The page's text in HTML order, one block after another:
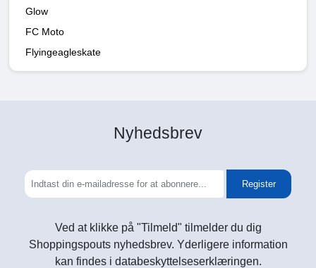
Glow
FC Moto
Flyingeagleskate
Nyhedsbrev
Register
Ved at klikke på "Tilmeld" tilmelder du dig
Shoppingspouts nyhedsbrev. Yderligere information
kan findes i databeskyttelseserklæringen.